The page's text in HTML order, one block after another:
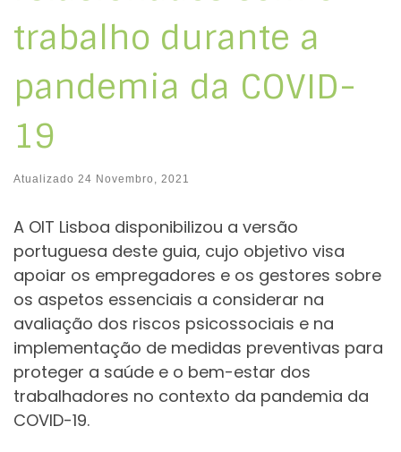
trabalho durante a
pandemia da COVID-
19
Atualizado 24 Novembro, 2021
A OIT Lisboa disponibilizou a versão
portuguesa deste guia, cujo objetivo visa
apoiar os empregadores e os gestores sobre
os aspetos essenciais a considerar na
avaliação dos riscos psicossociais e na
implementação de medidas preventivas para
proteger a saúde e o bem-estar dos
trabalhadores no contexto da pandemia da
COVID-19.